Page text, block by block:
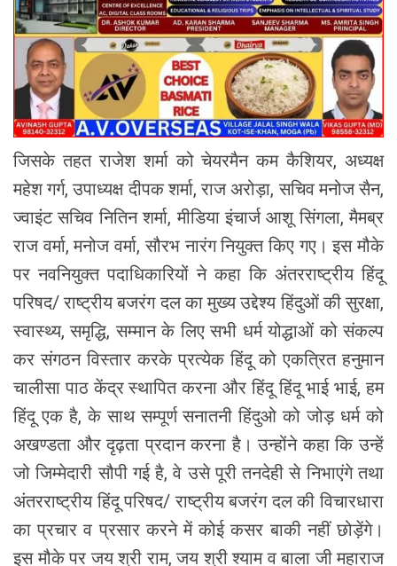
जिसके तहत राजेश शर्मा को चेयरमैन कम कैशियर, अध्यक्ष
महेश गर्ग, उपाध्यक्ष दीपक शर्मा, राज अरोड़ा, सचिव मनोज सैन,
ज्वाइंट सचिव नितिन शर्मा, मीडिया इंचार्ज आशू सिंगला, मैमब्र
राज वर्मा, मनोज वर्मा, सौरभ नारंग नियुक्त किए गए। इस मौके
पर नवनियुक्त पदाधिकारियों ने कहा कि अंतरराष्ट्रीय हिंदू
परिषद/ राष्ट्रीय बजरंग दल का मुख्य उद्देश्य हिंदुओं की सुरक्षा,
स्वास्थ्य, समृद्धि, सम्मान के लिए सभी धर्म योद्धाओं को संकल्प
कर संगठन विस्तार करके प्रत्येक हिंदू को एकत्रित हनुमान
चालीसा पाठ केंद्र स्थापित करना और हिंदू हिंदू भाई भाई, हम
हिंदू एक है, के साथ सम्पूर्ण सनातनी हिंदुओ को जोड़ धर्म को
अखण्डता और दृढ़ता प्रदान करना है। उन्होंने कहा कि उन्हें
जो जिम्मेदारी सौपी गई है, वे उसे पूरी तनदेही से निभाएंगे तथा
अंतरराष्ट्रीय हिंदू परिषद/ राष्ट्रीय बजरंग दल की विचारधारा
का प्रचार व प्रसार करने में कोई कसर बाकी नहीं छोड़ेंगे।
इस मौके पर जय श्री राम, जय श्री श्याम व बाला जी महाराज